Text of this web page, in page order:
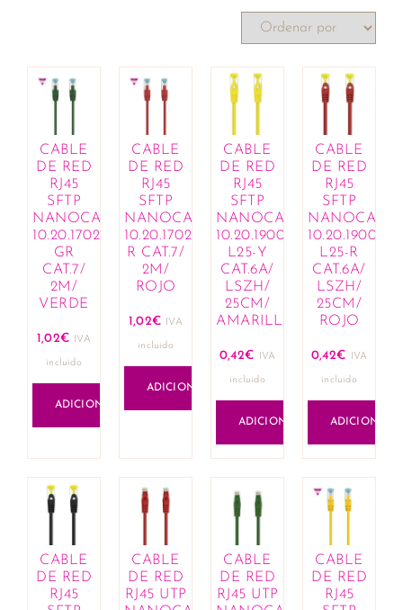
Sementes, frutos secos e desidratados
Sopas, cremes e caldos
Superalimentos
Variados
Bebés e Crianças
Cremes e hidratantes
Limpeza e cuidado infantil
Mamã
Lactação
Bijuteria
Anéis
Conjuntos
Pingentes
Pulseiras
Amaciadores
Champôs
Coloração
CABLE
DE RED
RJ45
SFTP
NANOCABLE
10.20.1702-
GR
CAT.7/
2M/
VERDE
1,02€ IVA
incluido
ADICIONAR
CABLE
DE RED
RJ45
SFTP
NANOCABLE
10.20.1702-
R CAT.7/
2M/
ROJO
1,02€ IVA
incluido
ADICIONAR
CABLE
DE RED
RJ45
SFTP
NANOCABLE
10.20.1900-
L25-Y
CAT.6A/
LSZH/
25CM/
AMARILLO
0,42€ IVA
incluido
ADICIONAR
CABLE
DE RED
RJ45
SFTP
NANOCABLE
10.20.1900-
L25-R
CAT.6A/
LSZH/
25CM/
ROJO
0,42€ IVA
incluido
ADICIONAR
CABLE
DE RED
RJ45
CABLE
DE RED
RJ45 UTP
CABLE
DE RED
RJ45 UTP
CABLE
DE RED
RJ45